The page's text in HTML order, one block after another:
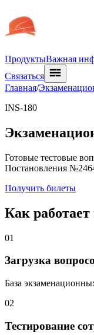
ПродуктыВажная
Связаться
Главная/
INS-180
Готовые тестовые
Постановления
Получить билеты
Как
01
Загрузка
База
02
Тестирование